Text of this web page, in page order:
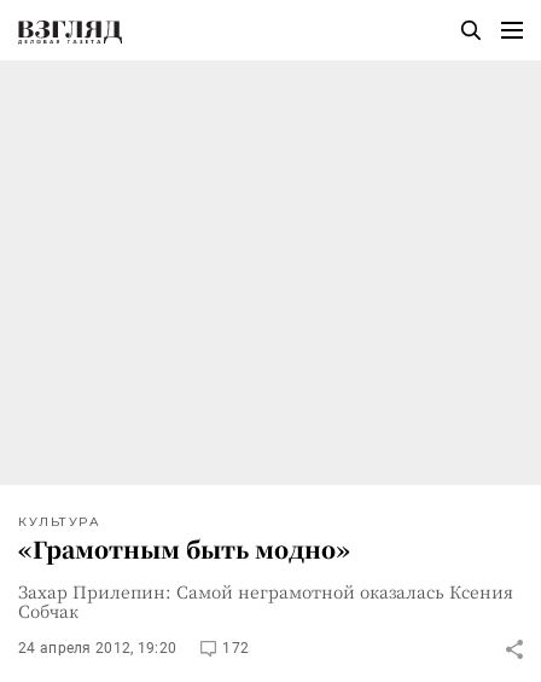
КУЛЬТУРА
«Грамотным быть модно»
Захар Прилепин: Самой неграмотной оказалась Ксения
Собчак
24 апреля 2012, 19:20 172